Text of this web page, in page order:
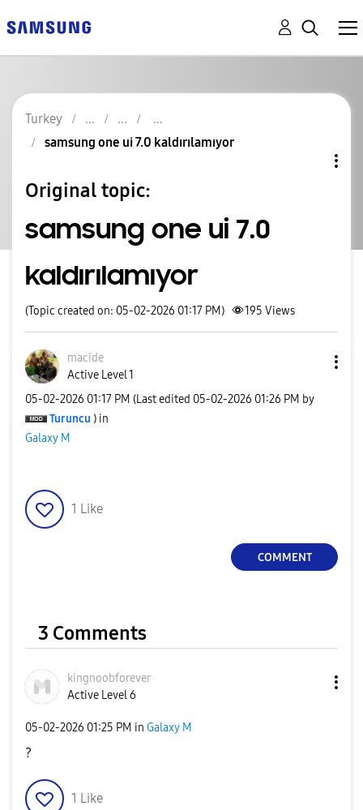
Turkey
samsung one ui 7.0 kaldırılamıyor
Original topic:
samsung one ui 7.0
kaldırılamıyor
(Topic created on: 05-02-2026 01:17 PM) 195 Views
macide
Active Level 1
‎05-02-2026 01:17 PM (Last edited ‎05-02-2026 01:26 PM by
Turuncu ) in
Galaxy M
1 Like
COMMENT
3 Comments
kingnoobforever
Active Level 6
‎05-02-2026 01:25 PM in Galaxy M
?
1 Like